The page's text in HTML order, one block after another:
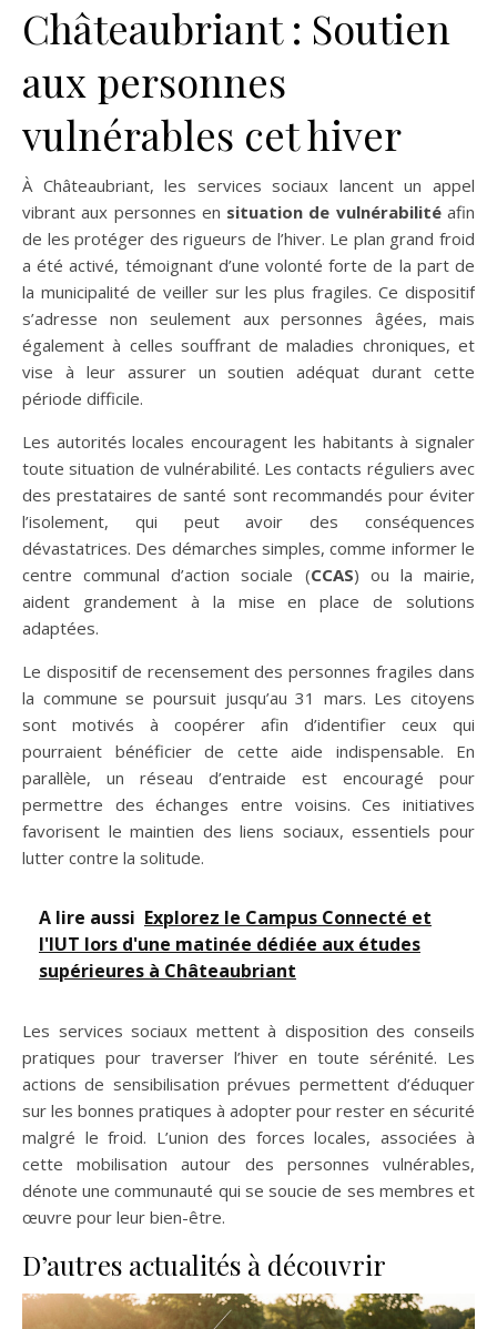
Châteaubriant : Soutien
aux personnes
vulnérables cet hiver
À Châteaubriant, les services sociaux lancent un appel
vibrant aux personnes en situation de vulnérabilitéafin
de les protéger des rigueurs de l’hiver. Le plan grand froid
a été activé, témoignant d’une volonté forte de la part de
la municipalité de veiller sur les plus fragiles. Ce dispositif
s’adresse non seulement aux personnes âgées, mais
également à celles souffrant de maladies chroniques, et
vise à leur assurer un soutien adéquat durant cette
période difficile.
Les autorités locales encouragent les habitants à signaler
toute situation de vulnérabilité. Les contacts réguliers avec
des prestataires de santé sont recommandés pour éviter
l’isolement, qui peut avoir des conséquences
dévastatrices. Des démarches simples, comme informer le
centre communal d’action sociale (CCAS) ou la mairie,
aident grandement à la mise en place de solutions
adaptées.
Le dispositif de recensement des personnes fragiles dans
la commune se poursuit jusqu’au 31 mars. Les citoyens
sont motivés à coopérer afin d’identifier ceux qui
pourraient bénéficier de cette aide indispensable. En
parallèle, un réseau d’entraide est encouragé pour
permettre des échanges entre voisins. Ces initiatives
favorisent le maintien des liens sociaux, essentiels pour
lutter contre la solitude.
A lire aussi Explorez le Campus Connecté et
l'IUT lors d'une matinée dédiée aux études
supérieures à Châteaubriant
Les services sociaux mettent à disposition des conseils
pratiques pour traverser l’hiver en toute sérénité. Les
actions de sensibilisation prévues permettent d’éduquer
sur les bonnes pratiques à adopter pour rester en sécurité
malgré le froid. L’union des forces locales, associées à
cette mobilisation autour des personnes vulnérables,
dénote une communauté qui se soucie de ses membres et
œuvre pour leur bien-être.
D’autres actualités à découvrir